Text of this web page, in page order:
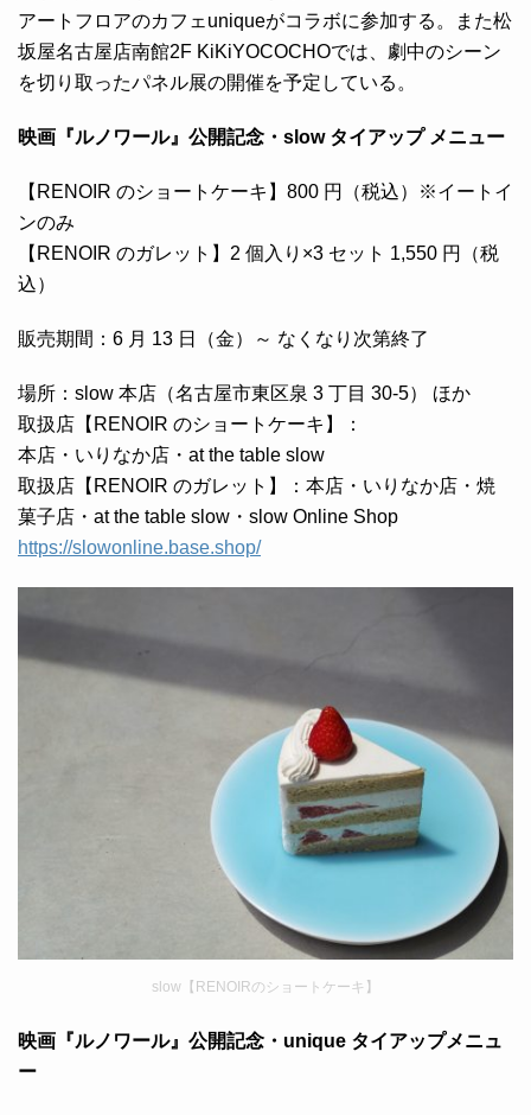
アートフロアのカフェuniqueがコラボに参加する。また松
坂屋名古屋店南館2F KiKiYOCOCHOでは、劇中のシーン
を切り取ったパネル展の開催を予定している。
映画『ルノワール』公開記念・slow タイアップ メニュー
【RENOIR のショートケーキ】800 円（税込）※イートイ
ンのみ
【RENOIR のガレット】2 個入り×3 セット 1,550 円（税
込）
販売期間：6 月 13 日（金）～ なくなり次第終了
場所：slow 本店（名古屋市東区泉 3 丁目 30-5） ほか
取扱店【RENOIR のショートケーキ】：
本店・いりなか店・at the table slow
取扱店【RENOIR のガレット】：本店・いりなか店・焼
菓子店・at the table slow・slow Online Shop
https://slowonline.base.shop/
slow【RENOIRのショートケーキ】
映画『ルノワール』公開記念・unique タイアップメニュ
ー